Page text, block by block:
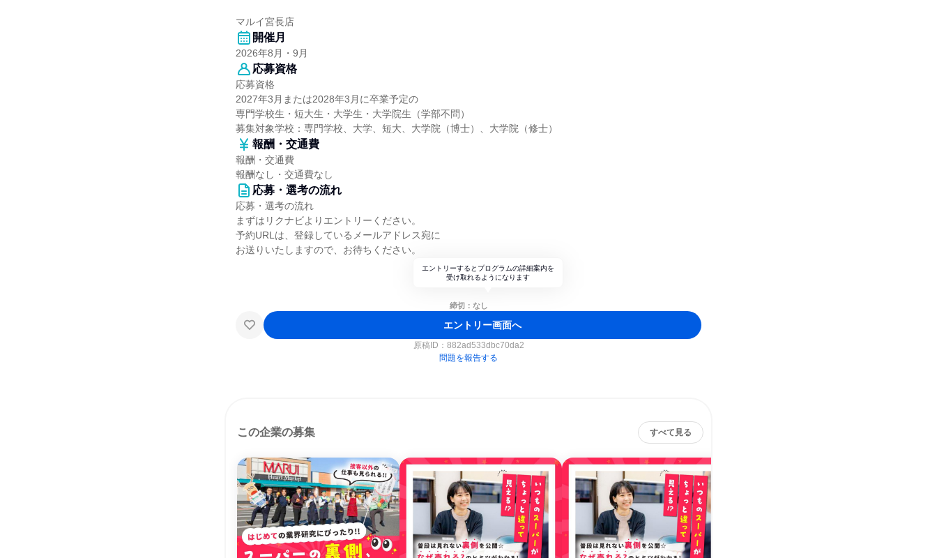
マルイ宮長店
開催月
2026年8月・9月
応募資格
応募資格
2027年3月または2028年3月に卒業予定の
専門学校生・短大生・大学生・大学院生（学部不問）
募集対象学校：専門学校、大学、短大、大学院（博士）、大学院（修士）
報酬・交通費
報酬・交通費
報酬なし・交通費なし
応募・選考の流れ
応募・選考の流れ
まずはリクナビよりエントリーください。
予約URLは、登録しているメールアドレス宛に
お送りいたしますので、お待ちください。
エントリーするとプログラムの詳細案内を
受け取れるようになります
締切：なし
エントリー画面へ
原稿ID： 882ad533dbc70da2
問題を報告する
この企業の募集 すべて見る